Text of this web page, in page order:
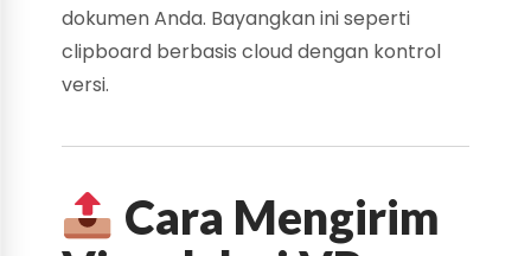
dokumen Anda. Bayangkan ini seperti
clipboard berbasis cloud dengan kontrol
versi.
Cara Mengirim